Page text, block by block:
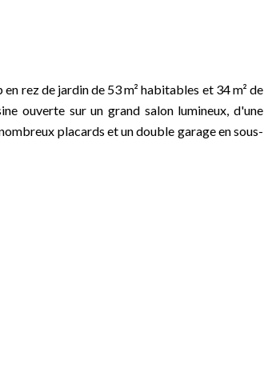
rez de jardin de 53 m² habitables et 34 m² de
ouverte sur un grand salon lumineux, d'une
placards et un double garage en sous-